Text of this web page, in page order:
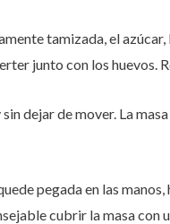
tamizada, el
junto con los huevos.
dejar de mover. La
pegada en las
cubrir la masa con